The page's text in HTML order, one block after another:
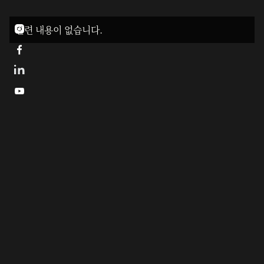
관련 내용이 없습니다.


